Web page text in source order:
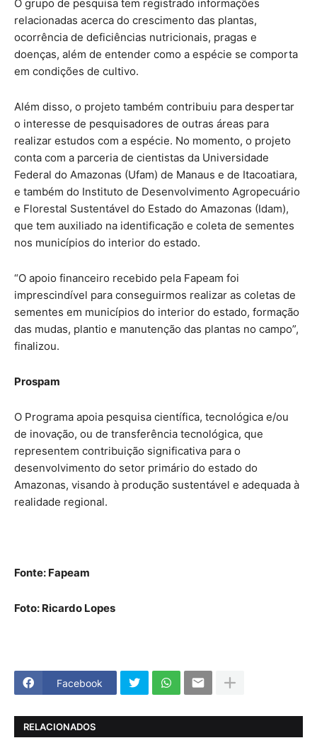
O grupo de pesquisa tem registrado informações
relacionadas acerca do crescimento das plantas,
ocorrência de deficiências nutricionais, pragas e
doenças, além de entender como a espécie se comporta
em condições de cultivo.
Além disso, o projeto também contribuiu para despertar
o interesse de pesquisadores de outras áreas para
realizar estudos com a espécie. No momento, o projeto
conta com a parceria de cientistas da Universidade
Federal do Amazonas (Ufam) de Manaus e de Itacoatiara,
e também do Instituto de Desenvolvimento Agropecuário
e Florestal Sustentável do Estado do Amazonas (Idam),
que tem auxiliado na identificação e coleta de sementes
nos municípios do interior do estado.
“O apoio financeiro recebido pela Fapeam foi
imprescindível para conseguirmos realizar as coletas de
sementes em municípios do interior do estado, formação
das mudas, plantio e manutenção das plantas no campo”,
finalizou.
Prospam
O Programa apoia pesquisa científica, tecnológica e/ou
de inovação, ou de transferência tecnológica, que
representem contribuição significativa para o
desenvolvimento do setor primário do estado do
Amazonas, visando à produção sustentável e adequada à
realidade regional.
Fonte: Fapeam
Foto: Ricardo Lopes
Facebook
RELACIONADOS